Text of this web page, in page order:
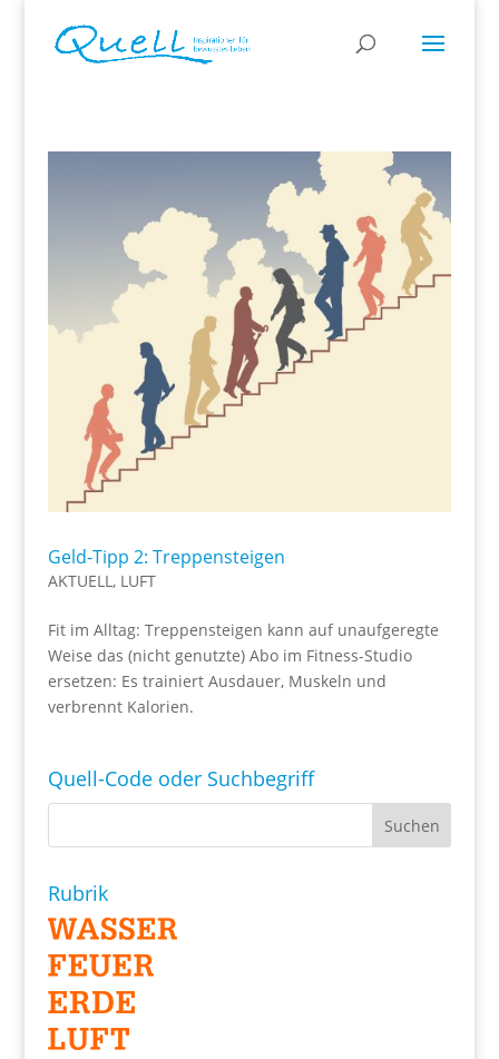
Geld-Tipp 2: Treppensteigen
AKTUELL, LUFT
Fit im Alltag: Treppensteigen kann auf unaufgeregte
Weise das (nicht genutzte) Abo im Fitness-Studio
ersetzen: Es trainiert Ausdauer, Muskeln und
verbrennt Kalorien.
Quell-Code oder Suchbegriff
Rubrik